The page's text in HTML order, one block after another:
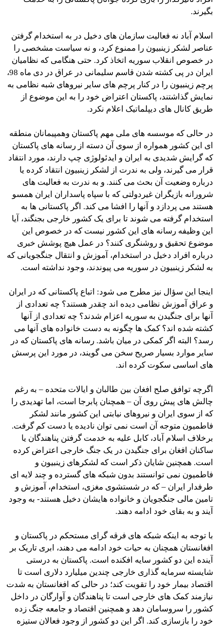
بگیرند.
اسلام آباد نه فعالیت سازمان های دخیل در به استخدام گرفتن
عناصر لشکر زینبیون را ممنوع کرد، و نه سیاست مشخصی را
در خصوص انقلاب سوریه اتخاذ کرد. حتی هنگامی که نظامیان
ایران در پی کشته شدن قاسم سلیمانی در عراق در دی ماه 98،
پرچم زینبیون را در کنار پرچم های سایر نیروهای شبه نظامی به
نمایش گذاشتند، پاکستان اعتراض خود را به این موضوع از
طریق کانال های دیپلماتیک اعلام نکرد.
در حالی که موسسه های ملی مهم پاکستان وهمپیمانان منطقه
ای این کشور همواره از سوی آن دسته از رسانه های پاکستان
که گرایش شدیدی به ایران و ایدئولوژی چپ دارند، مورد انتقاد
قرار می گیرند، ولی به ندرت از لشکر زینبیون انتقاد کرده یا
درباره وضعیت آن بحث می کنند. و به ندرت به فعالیت های
شرورانه بازیگران غیردولتی که با سپاه پاسداران ایران همسو
هستند می پردازد و آنها را افشا می کند. اگر پاکستانی ها به
استخدام گرفته می شوند تا برای یک کشور خارجی بجنگند، آیا
این وظیفه رسانه های این کشور نیست که در خصوص این
موضوع تحقیق و روشنگری کنند؟ در عمل هیچ پوشش خبری
درباره افراد دخیل در استخدام، آموزش و انتقال جنگجویانی که
به لشکر زینبیون در سوریه می پیوندند، وجود نداشته است.
اینجا این سؤال نیز مطرح می شود: اتباع پاکستانی که در ایران
و عراق آموزش نظامی دیده اند چقدر هستند؟ چه تعدادی از
آنها برای جنگیدن به سوریه اعزام شدند؟ چه تعدادی از آنها
کشته شده اند؟ کمک ها چگونه به دست خانواده های آنها می
رسد؟ البته اگر کمکی در میان باشد. رسانه های پاکستان که در
سایر موارد بسیار صریح سخن می گویند، در مورد این پرسش
های اساسی سکوت کرده اند.
اگرچه توافق صلح افغان بین طالبان و ایالات متحده – به رغم
چالش های پیش روی آن – همچنان پابرجا است، اما تهدیدی را
که از سوی ایران و نیروهای نیابتی این کشور مانند لشکر
فاطمیون متوجه آن است نمی توان نادیده یا دست کم گرفت.
برخلاف اسلام آباد، کابل علیه به خدمت گرفتن پناهندگان یا
ساکنان افغان برای جنگیدن در یک جنگ خارجی اعتراض کرده
است. همچنین شایان ذکر است که لشکرهای زینبیون و
فاطمیون نمی توانستند بدون شبکه های گسترده و چند لایه ای
طرفدار ایران – که در شستشوی مغزی، استخدام، آموزش و
تامین مالی جنگجویان و خانواده هایشان دخیل هستند- به وجود
آیند و به بقای خود ادامه دهند.
با توجه به اینکه شبکه های فرقه گرای مستحکم در پاکستان و
افغانستان همچنان به حيات خود ادامه می دهند، ابری تاریک بر
آینده این دو کشور سایه افکنده است. پاکستان به درستی
شایسته سرمایه گذاری خارجی چندین میلیارد دلاری است تا
اقتصاد بیمار خود را تقویت کند؛ در حالی که افغانستان به شدت
نیازمند کمک های خارجی است تا پناهندگان و آوارگان در داخل
کشور را سروسامان دهد و همچنین اقتصاد و جامعه جنگ زده
خود را بازسازی کند. اگر این دو کشور از وجود فعالان ستیزه